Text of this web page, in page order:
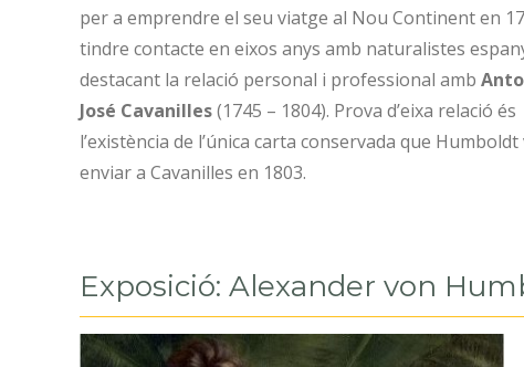
per a emprendre el seu viatge al Nou Continent en
tindre contacte en eixos anys amb naturalistes
destacant la relació personal i professional amb
José Cavanilles(1745 – 1804). Prova d’eixa relació és
l’existència de l’única carta conservada que Humboldt
enviar a Cavanilles en 1803.
Exposició: Alexander von